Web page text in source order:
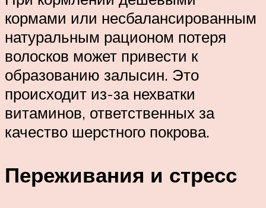
кормами или несбалансированным
натуральным рационом потеря
волосков может привести к
образованию залысин. Это
происходит из-за нехватки
витаминов, ответственных за
качество шерстного покрова.
Переживания и стресс